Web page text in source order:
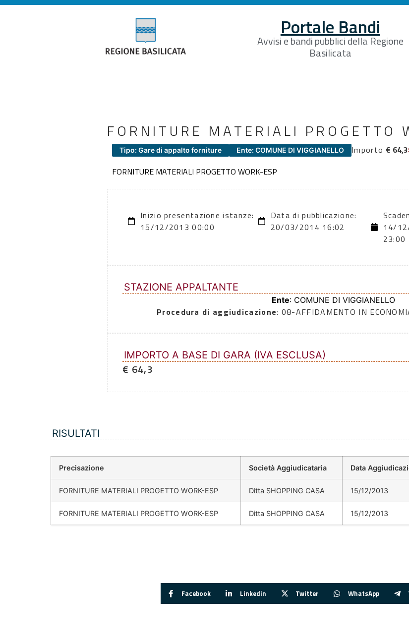
Portale Bandi
Avvisi e bandi pubblici della Regione
Basilicata
FORNITURE MATERIALI PROGETTO
Tipo: Gare di appalto forniture Ente: COMUNE DI VIGGIANELLO Importo € 64,3
FORNITURE MATERIALI PROGETTO WORK-ESP
Inizio presentazione istanze:
15/12/2013 00:00
Data di pubblicazione:
20/03/2014 16:02
14/
23:00
STAZIONE APPALTANTE
Ente: COMUNE DI VIGGIANELLO
Procedura di aggiudicazione: 08-AFFIDAMENTO IN
IMPORTO A BASE DI GARA (IVA ESCLUSA)
€ 64,3
RISULTATI
Precisazione Società Aggiudicataria Data
FORNITURE MATERIALI PROGETTO WORK-ESP Ditta SHOPPING CASA 15/12/2013
FORNITURE MATERIALI PROGETTO WORK-ESP Ditta SHOPPING CASA 15/12/2013
Facebook Linkedin Twitter WhatsApp